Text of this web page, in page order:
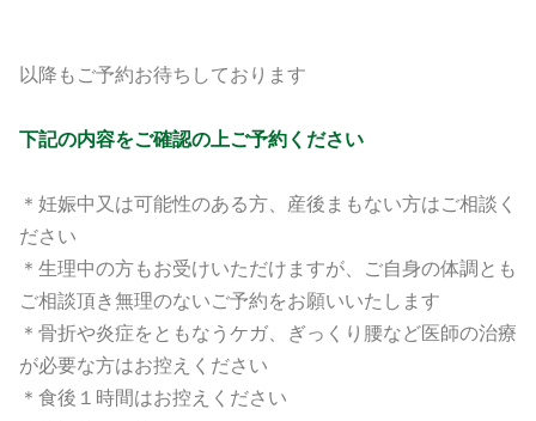
以降もご予約お待ちしております
下記の内容をご確認の上ご予約ください
＊妊娠中又は可能性のある方、産後まもない方はご相談く
ださい
＊生理中の方もお受けいただけますが、ご自身の体調とも
ご相談頂き無理のないご予約をお願いいたします
＊骨折や炎症をともなうケガ、ぎっくり腰など医師の治療
が必要な方はお控えください
＊食後１時間はお控えください